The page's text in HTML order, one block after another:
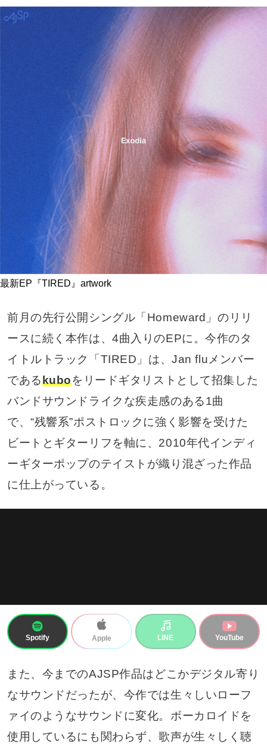
最新EP『TIRED』artwork
前月の先行公開シングル「Homeward」のリリ
ースに続く本作は、4曲入りのEPに。今作のタ
イトルトラック「TIRED」は、Jan fluメンバー
であるkuboをリードギタリストとして招集した
バンドサウンドライクな疾走感のある1曲
で、“残響系”ポストロックに強く影響を受けた
ビートとギターリフを軸に、2010年代インディ
ーギターポップのテイストが織り混ざった作品
に仕上がっている。
Spotify Apple LINE YouTube
また、今までのAJSP作品はどこかデジタル寄り
なサウンドだったが、今作では生々しいローフ
ァイのようなサウンドに変化。ボーカロイドを
使用しているにも関わらず、歌声が生々しく聴